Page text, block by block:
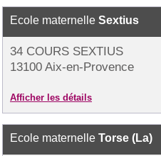
Ecole maternelle Sextius
34 COURS SEXTIUS
13100 Aix-en-Provence
Afficher les détails
Ecole maternelle Torse (La)